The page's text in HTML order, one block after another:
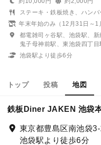
ステーキ・鉄板焼き、ハンバ
年末年始のみ（12月31日～1
都電雑司ヶ谷駅、池袋駅、新
鬼子母神前駅、東池袋四丁
池袋駅より徒歩6分
トップ 投稿 地図
鉄板Diner JAKEN 池袋
東京都豊島区南池袋
池袋駅より徒歩6分